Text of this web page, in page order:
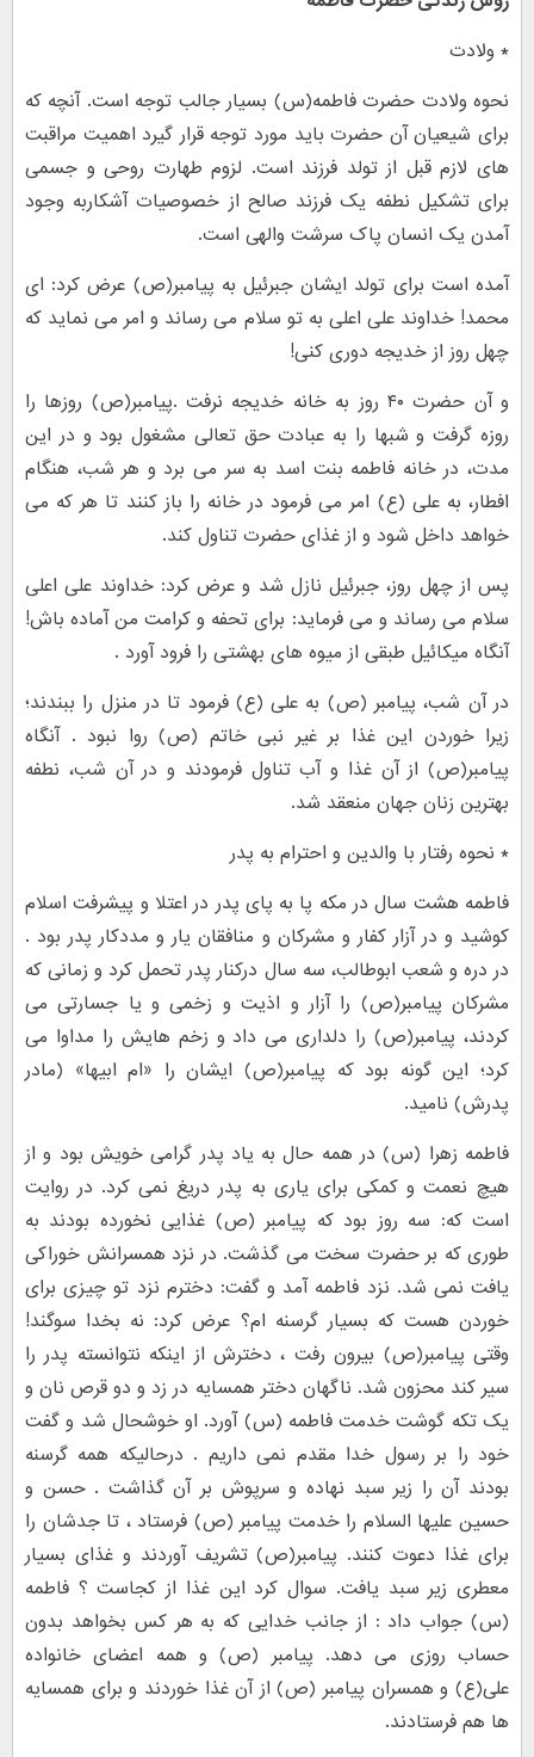
* ولادت
نحوه ولادت حضرت فاطمه(س) بسیار جالب توجه است. آنچه که
برای شیعیان آن حضرت باید مورد توجه قرار گیرد اهمیت مراقبت
های لازم قبل از تولد فرزند است. لزوم طهارت روحی و جسمی
برای تشکیل نطفه یک فرزند صالح از خصوصیات آشکاربه وجود
آمدن یک انسان پاک سرشت والهی است.
آمده است برای تولد ایشان جبرئیل به پیامبر(ص) عرض کرد: اى
محمد! خداوند على اعلى به تو سلام مى رساند و امر مى نماید که
چهل روز از خدیجه دورى کنى!
و آن حضرت ۴۰ روز به خانه خدیجه نرفت .پیامبر(ص) روزها را
روزه گرفت و شبها را به عبادت حق تعالى مشغول بود و در این
مدت، در خانه فاطمه بنت اسد به سر مى برد و هر شب، هنگام
افطار، به على (ع) امر مى فرمود در خانه را باز کنند تا هر که مى
خواهد داخل شود و از غذاى حضرت تناول کند.
پس از چهل روز، جبرئیل نازل شد و عرض کرد: خداوند على اعلى
سلام مى رساند و مى فرماید: براى تحفه و کرامت من آماده باش!
آنگاه میکائیل طبقى از میوه هاى بهشتى را فرود آورد .
در آن شب، پیامبر (ص) به على (ع) فرمود تا در منزل را ببندند؛
زیرا خوردن این غذا بر غیر نبى خاتم (ص) روا نبود . آنگاه
پیامبر(ص) از آن غذا و آب تناول فرمودند و در آن شب، نطفه
بهترین زنان جهان منعقد شد.
* نحوه رفتار با والدین و احترام به پدر
فاطمه هشت سال در مکه پا به پای پدر در اعتلا و پیشرفت اسلام
کوشید و در آزار کفار و مشرکان و منافقان یار و مددکار پدر بود .
در دره و شعب ابوطالب، سه سال درکنار پدر تحمل کرد و زمانی که
مشرکان پیامبر(ص) را آزار و اذیت و زخمی و یا جسارتی می
کردند، پیامبر(ص) را دلداری می داد و زخم هایش را مداوا می
کرد؛ این گونه بود که پیامبر(ص) ایشان را «ام ابیها» (مادر
پدرش) نامید.
فاطمه زهرا (س) در همه حال به یاد پدر گرامی خویش بود و از
هیچ نعمت و کمکی برای یاری به پدر دریغ نمی کرد. در روایت
است که: سه روز بود که پیامبر (ص) غذایی نخورده بودند به
طوری که بر حضرت سخت می گذشت. در نزد همسرانش خوراکی
یافت نمی شد. نزد فاطمه آمد و گفت: دخترم نزد تو چیزی برای
خوردن هست که بسیار گرسنه ام؟ عرض کرد: نه بخدا سوگند!
وقتی پیامبر(ص) بیرون رفت ، دخترش از اینکه نتوانسته پدر را
سیر کند محزون شد. ناگهان دختر همسایه در زد و دو قرص نان و
یک تکه گوشت خدمت فاطمه (س) آورد. او خوشحال شد و گفت
خود را بر رسول خدا مقدم نمی داریم . درحالیکه همه گرسنه
بودند آن را زیر سبد نهاده و سرپوش بر آن گذاشت . حسن و
حسین علیها السلام را خدمت پیامبر (ص) فرستاد ، تا جدشان را
برای غذا دعوت کنند. پیامبر(ص) تشریف آوردند و غذای بسیار
معطری زیر سبد یافت. سوال کرد این غذا از کجاست ؟ فاطمه
(س) جواب داد : از جانب خدایی که به هر کس بخواهد بدون
حساب روزی می دهد. پیامبر (ص) و همه اعضای خانواده
علی(ع) و همسران پیامبر (ص) از آن غذا خوردند و برای همسایه
ها هم فرستادند.